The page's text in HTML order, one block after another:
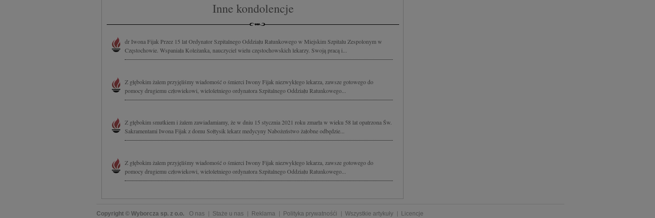
Inne kondolencje
dr Iwona Fijak Przez 15 lat Ordynator Szpitalnego Oddziału Ratunkowego w Miejskim Szpitalu Zespolonym w
Częstochowie. Wspaniała Koleżanka, nauczyciel wielu częstochowskich lekarzy. Swoją pracą i...
Z głębokim żalem przyjęliśmy wiadomość o śmierci Iwony Fijak niezwykłego lekarza, zawsze gotowego do
pomocy drugiemu człowiekowi, wieloletniego ordynatora Szpitalnego Oddziału Ratunkowego...
Z głębokim smutkiem i żalem zawiadamiamy, że w dniu 15 stycznia 2021 roku zmarła w wieku 58 lat opatrzona Św.
Sakramentami Iwona Fijak z domu Sołtysik lekarz medycyny Nabożeństwo żałobne odbędzie...
Z głębokim żalem przyjęliśmy wiadomość o śmierci Iwony Fijak niezwykłego lekarza, zawsze gotowego do
pomocy drugiemu człowiekowi, wieloletniego ordynatora Szpitalnego Oddziału Ratunkowego...
Copyright © Wyborcza sp. z o.o. O nas Staże u nas Reklama Polityka prywatnośći Wszystkie artykuły Licencje